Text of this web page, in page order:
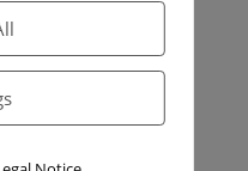
amar despre
Hagsfeld